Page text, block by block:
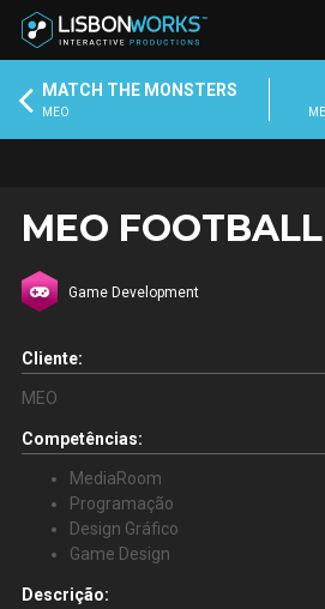
MATCH THE MONSTERS
MEO
MEO
Game Development
Cliente:
MEO
Competências:
MediaRoom
Programação
Design Gráfico
Game Design
Descrição: